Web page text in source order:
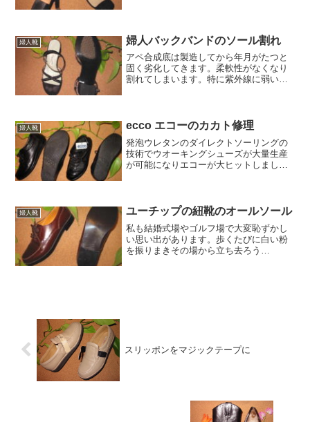
たいないとも思いますが？。
婦人靴 婦人バックバンドのソール割れ
アペ合成底は製造してから年月がたつと
固く劣化してきます。柔軟性がなくなり
割れてしまいます。特に紫外線に弱いの
婦人靴 ecco エコーのカカト修理
発泡ウレタンのダイレクトソーリングの
技術でウオーキングシューズが大量生産
が可能になりエコーが大ヒットしまし
うあのような商品は出てこないでしょ
婦人靴 ユーチップの紐靴のオールソール
私も結婚式場やゴルフ場で大変恥ずかし
い思い出があります。歩くたびに白い粉
を振りまきその場から立ち去ろう
スリッポンをマジックテープに